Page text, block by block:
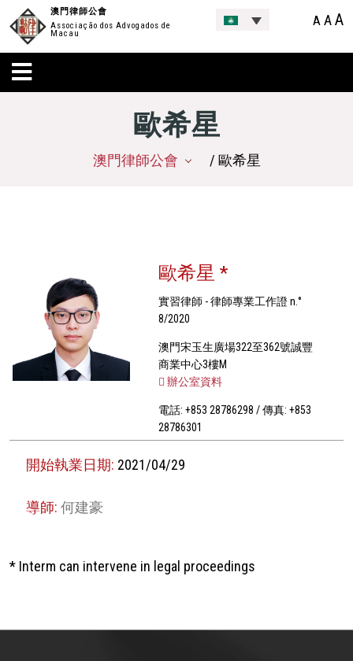
澳門律師公會
Associação dos Advogados de
Macau
A AA
歐希星
澳門律師公會 / 歐希星
歐希星 *
實習律師 - 律師專業工作證 n.°
8/2020
澳門宋玉生廣場322至362號誠豐
商業中心3樓M
辦公室資料
電話: +853 28786298 / 傳真: +853
28786301
開始執業日期: 2021/04/29
導師:何建豪
* Interm can intervene in legal proceedings